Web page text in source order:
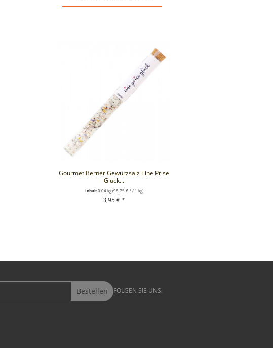
Gourmet Berner Gewürzsalz Eine Prise
Glück...
Inhalt0.04 kg(98,75 € * / 1 kg)
3,95 € *
Bestellen FOLGEN SIE UNS: